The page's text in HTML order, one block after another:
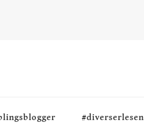
#diverserlesen